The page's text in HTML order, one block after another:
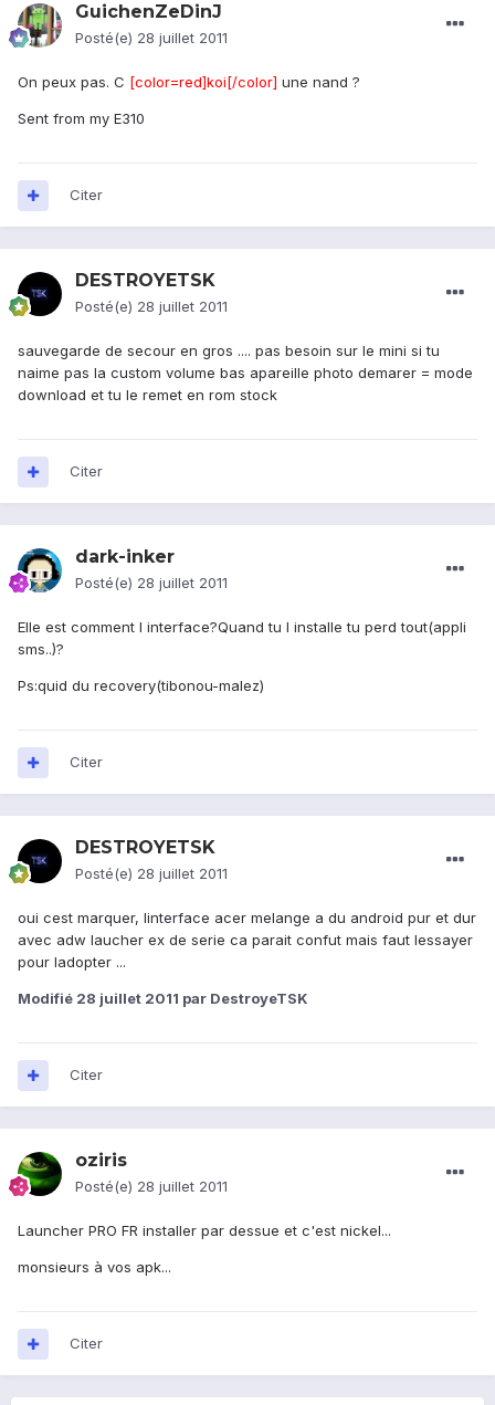
GuichenZeDinJ
Posté(e) 28 juillet 2011
On peux pas. C [color=red]koi[/color] une nand ?
Sent from my E310
Citer
DESTROYETSK
Posté(e) 28 juillet 2011
sauvegarde de secour en gros .... pas besoin sur le mini si tu
naime pas la custom volume bas apareille photo demarer = mode
download et tu le remet en rom stock
Citer
dark-inker
Posté(e) 28 juillet 2011
Elle est comment l interface?Quand tu l installe tu perd tout(appli
sms..)?
Ps:quid du recovery(tibonou-malez)
Citer
DESTROYETSK
Posté(e) 28 juillet 2011
oui cest marquer, linterface acer melange a du android pur et dur
avec adw laucher ex de serie ca parait confut mais faut lessayer
pour ladopter ...
Modifié 28 juillet 2011 par DestroyeTSK
Citer
oziris
Posté(e) 28 juillet 2011
Launcher PRO FR installer par dessue et c'est nickel...
monsieurs à vos apk...
Citer